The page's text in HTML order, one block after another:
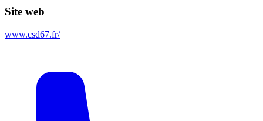
Site web
www.csd67.fr/